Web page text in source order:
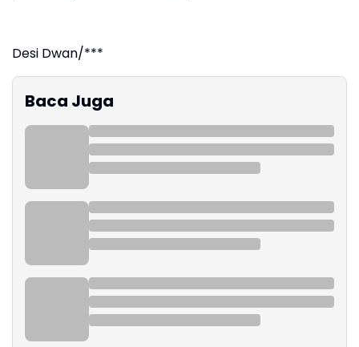
Desi Dwan/***
Baca Juga